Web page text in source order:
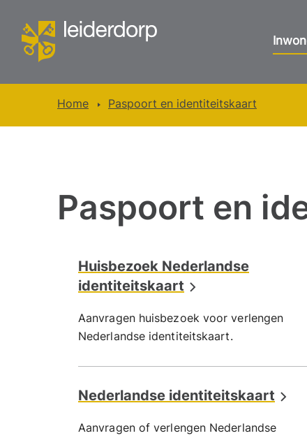
Home Paspoort en identiteitskaart
Paspoort en
Huisbezoek Nederlandse
identiteitskaart
Aanvragen huisbezoek voor verlengen
Nederlandse identiteitskaart.
Nederlandse identiteitskaart
Aanvragen of verlengen Nederlandse